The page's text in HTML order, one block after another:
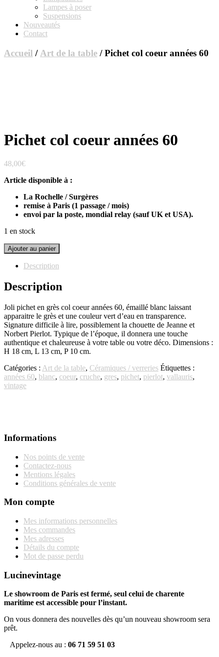
Lampes à poser
Suspensions
Nouveautés
Contact
Accueil / Art de la table / Pichet col coeur années 60
Pichet col coeur années 60
48,00€
Article disponible à :
La Rochelle / Surgères
remise à Paris (1 passage / mois)
envoi par la poste, mondial relay (sauf UK et USA).
1 en stock
quantité
de
Pichet
coeur
années
Ajouter au panier
Description
Description
Joli pichet en grès col coeur années 60, émaillé blanc laissant
apparaitre le grès et une couleur vert d’eau en transparence.
Signature difficile à lire, possiblement la chouette de Jeanne et
Norbert Pierlot. Typique de l’époque, il donnera une touche
authentique et chaleureuse à votre table ou votre déco. Dimensions :
H 18 cm, L 13 cm, P 10 cm.
Catégories : Art de la table, Céramiques / verreries Étiquettes :
années 60, blanc, coeur, cruche, gres, pichet, pierlot, vallauris,
vintage
Informations
Nos points de vente
Contactez-nous
Mentions légales
Conditions générales de vente
Mon compte
Mes informations personnelles
Mes commandes
Mes adresses
Détails du compte
Mot de passe perdu
Lucinevintage
Le showroom de Paris est fermé, seul celui de charente
maritime est accessible pour l’instant.
On vous donnera des nouvelles dès qu’un nouveau showroom sera
prêt.
Appelez-nous au : 06 71 59 51 03